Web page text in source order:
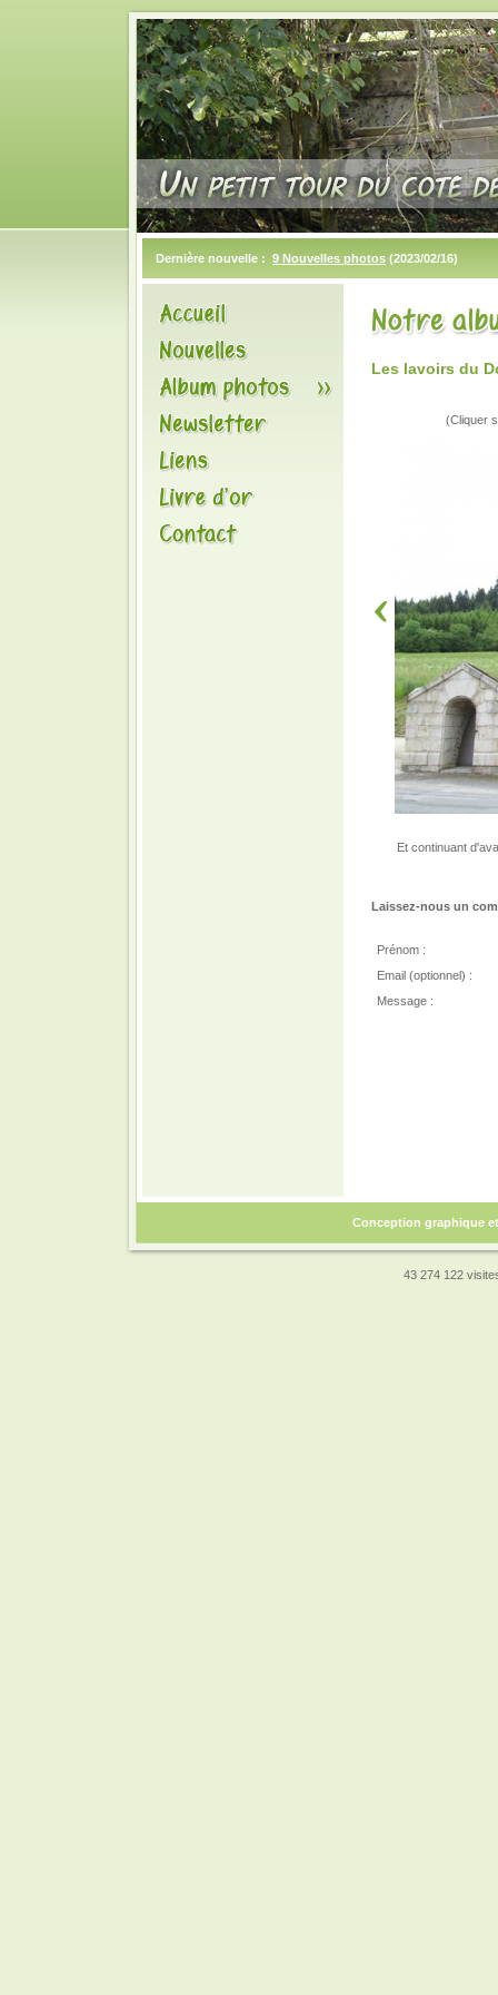
Dernière nouvelle : 9 Nouvelles photos (2023/02/16)
Les lavoirs du
(Cliquer
Et continuant
Laissez-nous un
Prénom :
Email (optionnel) :
Message :
Conception graphique
43 274 122